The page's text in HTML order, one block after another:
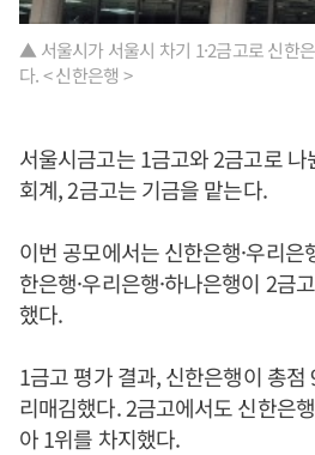
▲ 서울시가 서울시 차기 1·2금고로 신한
다. < 신한은행 >
서울시금고는 1금고와 2금고로 나
회계, 2금고는 기금을 맡는다.
이번 공모에서는 신한은행·우리은
한은행·우리은행·하나은행이 2금
했다.
1금고 평가 결과, 신한은행이 총
리매김했다. 2금고에서도 신한은
아 1위를 차지했다.